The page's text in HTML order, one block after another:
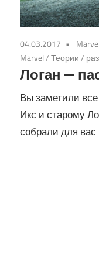
04.03.2017
Marvel/Теории /
Логан —
Вы заметили
Икс и старому
собрали для